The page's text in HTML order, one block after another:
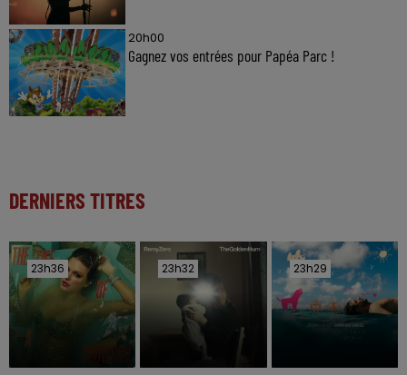
20h00
Gagnez vos entrées pour Papéa Parc !
DERNIERS TITRES
23h36
23h36 23h32
23h32 23h29
23h29